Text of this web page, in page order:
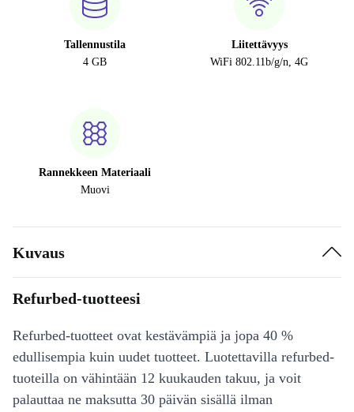
Tallennustila
4 GB
Liitettävyys
WiFi 802.11b/g/n, 4G
Rannekkeen Materiaali
Muovi
Kuvaus
Refurbed-tuotteesi
Refurbed-tuotteet ovat kestävämpiä ja jopa 40 %
edullisempia kuin uudet tuotteet. Luotettavilla refurbed-
tuoteilla on vähintään 12 kuukauden takuu, ja voit
palauttaa ne maksutta 30 päivän sisällä ilman